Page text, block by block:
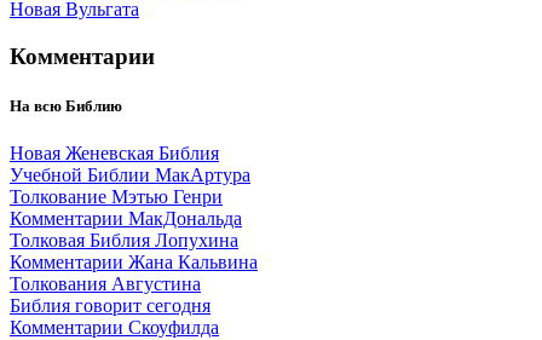
Новая Вульгата
Комментарии
На всю Библию
Новая Женевская Библия
Учебной Библии МакАртура
Толкование Мэтью Генри
Комментарии МакДональда
Толковая Библия Лопухина
Комментарии Жана Кальвина
Толкования Августина
Библия говорит сегодня
Комментарии Скоуфилда